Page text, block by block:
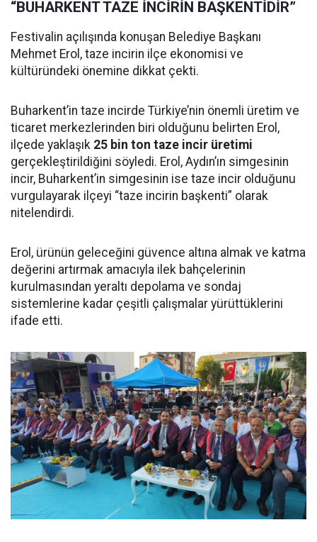
“BUHARKENT TAZE İNCİRİN BAŞKENTİDİR”
Festivalin açılışında konuşan Belediye Başkanı
Mehmet Erol, taze incirin ilçe ekonomisi ve
kültüründeki önemine dikkat çekti.
Buharkent’in taze incirde Türkiye’nin önemli üretim ve
ticaret merkezlerinden biri olduğunu belirten Erol,
ilçede yaklaşık 25 bin ton taze incir üretimi
gerçekleştirildiğini söyledi. Erol, Aydın’ın simgesinin
incir, Buharkent’in simgesinin ise taze incir olduğunu
vurgulayarak ilçeyi “taze incirin başkenti” olarak
nitelendirdi.
Erol, ürünün geleceğini güvence altına almak ve katma
değerini artırmak amacıyla ilek bahçelerinin
kurulmasından yeraltı depolama ve sondaj
sistemlerine kadar çeşitli çalışmalar yürüttüklerini
ifade etti.